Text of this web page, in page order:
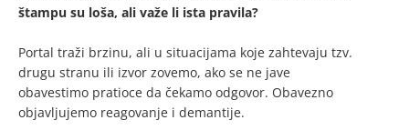
štampu su loša, ali važe li ista pravila?
Portal traži brzinu, ali u situacijama koje zahtevaju tzv.
drugu stranu ili izvor zovemo, ako se ne jave
obavestimo pratioce da čekamo odgovor. Obavezno
objavljujemo reagovanje i demantije.